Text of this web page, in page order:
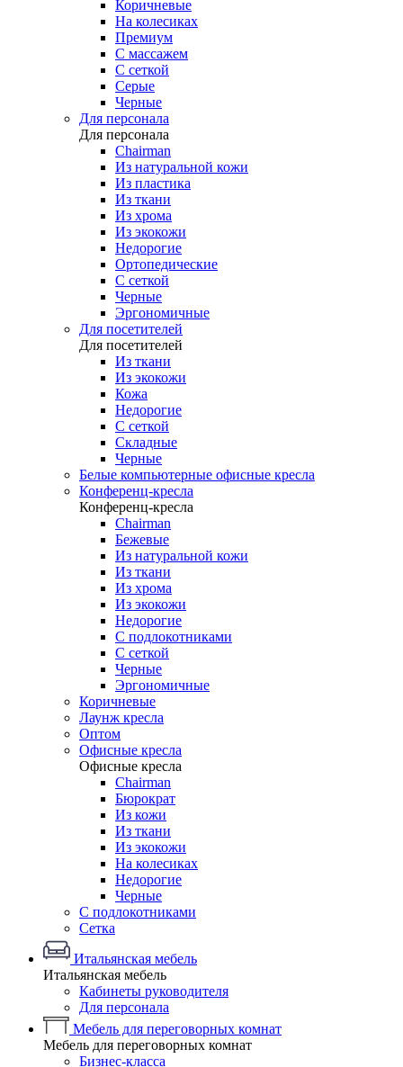
Коричневые
На колесиках
Премиум
С массажем
С сеткой
Серые
Черные
Для персонала
Для персонала
Chairman
Из натуральной кожи
Из пластика
Из ткани
Из хрома
Из экокожи
Недорогие
Ортопедические
С сеткой
Черные
Эргономичные
Для посетителей
Для посетителей
Из ткани
Из экокожи
Кожа
Недорогие
С сеткой
Складные
Черные
Белые компьютерные офисные кресла
Конференц-кресла
Конференц-кресла
Chairman
Бежевые
Из натуральной кожи
Из ткани
Из хрома
Из экокожи
Недорогие
С подлокотниками
С сеткой
Черные
Эргономичные
Коричневые
Лаунж кресла
Оптом
Офисные кресла
Офисные кресла
Chairman
Бюрократ
Из кожи
Из ткани
Из экокожи
На колесиках
Недорогие
Черные
С подлокотниками
Сетка
Итальянская мебель
Итальянская мебель
Кабинеты руководителя
Для персонала
Мебель для переговорных комнат
Мебель для переговорных комнат
Бизнес-класса